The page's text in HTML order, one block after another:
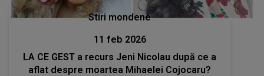
Stiri mondene
11 feb 2026
LA CE GEST a recurs Jeni Nicolau după ce a
aflat despre moartea Mihaelei Cojocaru?